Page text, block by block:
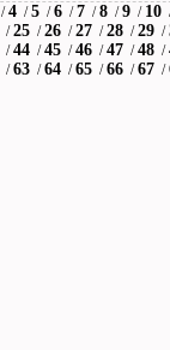
/ 4 / 5 / 6 / 7 / 8 / 9 / 10
/ 25 / 26 / 27 / 28 / 29 /
/ 44 / 45 / 46 / 47 / 48 /
/ 63 / 64 / 65 / 66 / 67 /